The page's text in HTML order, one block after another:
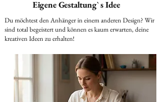
Eigene Gestaltung` s Idee
Du möchtest den Anhänger in einem anderen Design? Wir
sind total begeistert und können es kaum erwarten, deine
kreativen Ideen zu erhalten!